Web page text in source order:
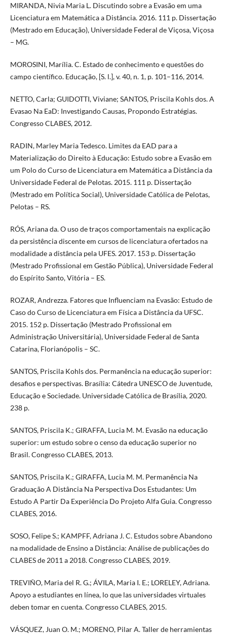
MIRANDA, Nivia Maria L. Discutindo sobre a Evasão em uma
Licenciatura em Matemática a Distância. 2016. 111 p. Dissertação
(Mestrado em Educação), Universidade Federal de Viçosa, Viçosa
– MG.
MOROSINI, Marília. C. Estado de conhecimento e questões do
campo científico. Educação, [S. l.], v. 40, n. 1, p. 101–116, 2014.
NETTO, Carla; GUIDOTTI, Viviane; SANTOS, Priscila Kohls dos. A
Evasao Na EaD: Investigando Causas, Propondo Estratégias.
Congresso CLABES, 2012.
RADIN, Marley Maria Tedesco. Limites da EAD para a
Materialização do Direito à Educação: Estudo sobre a Evasão em
um Polo do Curso de Licenciatura em Matemática a Distância da
Universidade Federal de Pelotas. 2015. 111 p. Dissertação
(Mestrado em Política Social), Universidade Católica de Pelotas,
Pelotas – RS.
RÓS, Ariana da. O uso de traços comportamentais na explicação
da persistência discente em cursos de licenciatura ofertados na
modalidade a distância pela UFES. 2017. 153 p. Dissertação
(Mestrado Profissional em Gestão Pública), Universidade Federal
do Espírito Santo, Vitória – ES.
ROZAR, Andrezza. Fatores que Influenciam na Evasão: Estudo de
Caso do Curso de Licenciatura em Física a Distância da UFSC.
2015. 152 p. Dissertação (Mestrado Profissional em
Administração Universitária), Universidade Federal de Santa
Catarina, Florianópolis – SC.
SANTOS, Priscila Kohls dos. Permanência na educação superior:
desafios e perspectivas. Brasília: Cátedra UNESCO de Juventude,
Educação e Sociedade. Universidade Católica de Brasília, 2020.
238 p.
SANTOS, Priscila K.; GIRAFFA, Lucia M. M. Evasão na educação
superior: um estudo sobre o censo da educação superior no
Brasil. Congresso CLABES, 2013.
SANTOS, Priscila K.; GIRAFFA, Lucia M. M. Permanência Na
Graduação A Distância Na Perspectiva Dos Estudantes: Um
Estudo A Partir Da Experiência Do Projeto Alfa Guia. Congresso
CLABES, 2016.
SOSO, Felipe S.; KAMPFF, Adriana J. C. Estudos sobre Abandono
na modalidade de Ensino a Distância: Análise de publicações do
CLABES de 2011 a 2018. Congresso CLABES, 2019.
TREVIÑO, Maria del R. G.; ÁVILA, Maria I. E.; LORELEY, Adriana.
Apoyo a estudiantes en línea, lo que las universidades virtuales
deben tomar en cuenta. Congresso CLABES, 2015.
VÁSQUEZ, Juan O. M.; MORENO, Pilar A. Taller de herramientas